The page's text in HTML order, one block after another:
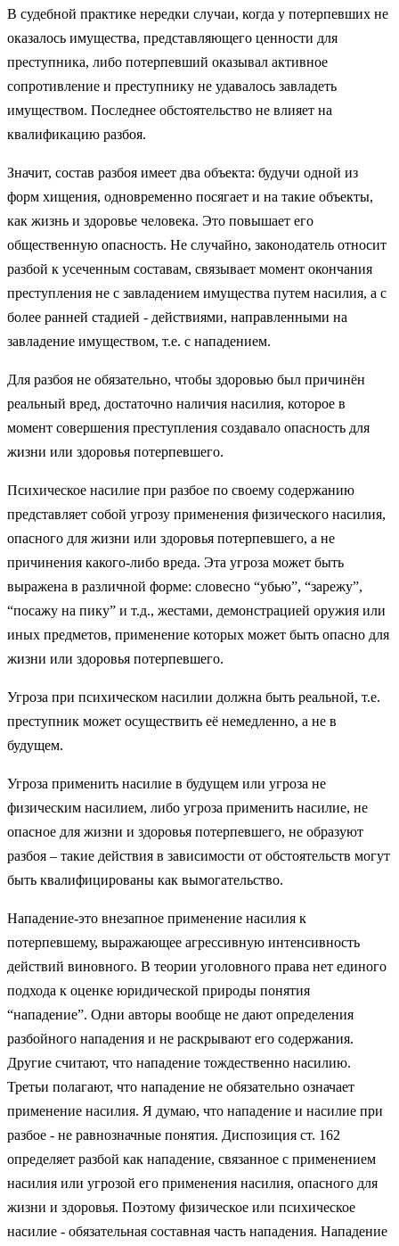
В судебной практике нередки случаи, когда у потерпевших не
оказалось имущества, представляющего ценности для
преступника, либо потерпевший оказывал активное
сопротивление и преступнику не удавалось завладеть
имуществом. Последнее обстоятельство не влияет на
квалификацию разбоя.
Значит, состав разбоя имеет два объекта: будучи одной из
форм хищения, одновременно посягает и на такие объекты,
как жизнь и здоровье человека. Это повышает его
общественную опасность. Не случайно, законодатель относит
разбой к усеченным составам, связывает момент окончания
преступления не с завладением имущества путем насилия, а с
более ранней стадией - действиями, направленными на
завладение имуществом, т.е. с нападением.
Для разбоя не обязательно, чтобы здоровью был причинён
реальный вред, достаточно наличия насилия, которое в
момент совершения преступления создавало опасность для
жизни или здоровья потерпевшего.
Психическое насилие при разбое по своему содержанию
представляет собой угрозу применения физического насилия,
опасного для жизни или здоровья потерпевшего, а не
причинения какого-либо вреда. Эта угроза может быть
выражена в различной форме: словесно “убью”, “зарежу”,
“посажу на пику” и т.д., жестами, демонстрацией оружия или
иных предметов, применение которых может быть опасно для
жизни или здоровья потерпевшего.
Угроза при психическом насилии должна быть реальной, т.е.
преступник может осуществить её немедленно, а не в
будущем.
Угроза применить насилие в будущем или угроза не
физическим насилием, либо угроза применить насилие, не
опасное для жизни и здоровья потерпевшего, не образуют
разбоя – такие действия в зависимости от обстоятельств могут
быть квалифицированы как вымогательство.
Нападение-это внезапное применение насилия к
потерпевшему, выражающее агрессивную интенсивность
действий виновного. В теории уголовного права нет единого
подхода к оценке юридической природы понятия
“нападение”. Одни авторы вообще не дают определения
разбойного нападения и не раскрывают его содержания.
Другие считают, что нападение тождественно насилию.
Третьи полагают, что нападение не обязательно означает
применение насилия. Я думаю, что нападение и насилие при
разбое - не равнозначные понятия. Диспозиция ст. 162
определяет разбой как нападение, связанное с применением
насилия или угрозой его применения насилия, опасного для
жизни и здоровья. Поэтому физическое или психическое
насилие - обязательная составная часть нападения. Нападение